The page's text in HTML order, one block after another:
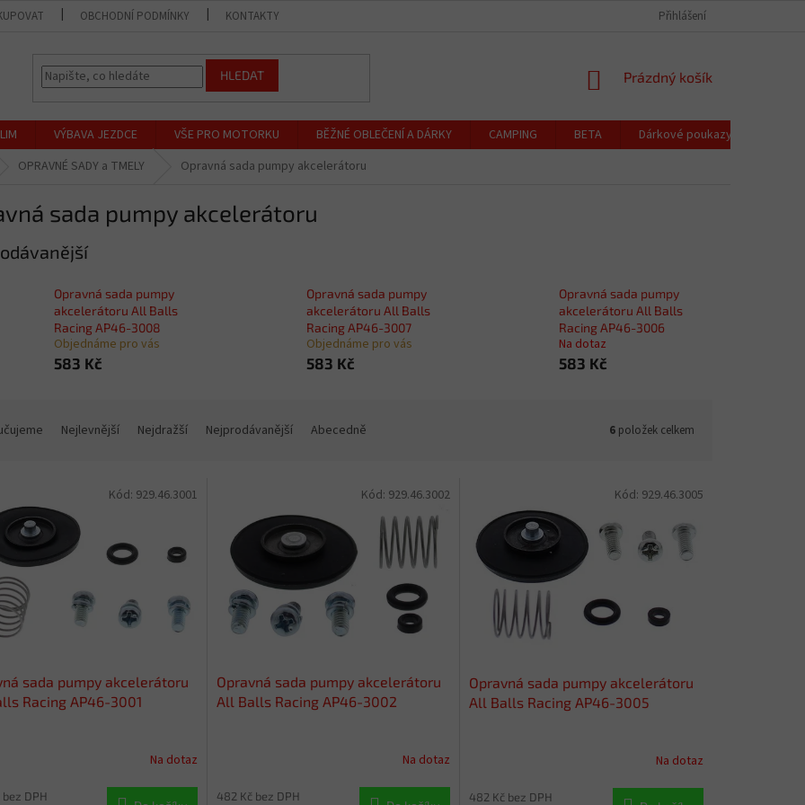
OBCHODNÍ PODMÍNKY KONTAKTY CENÍK DOPRAVY A PLATBY
Přihlášení
HLEDAT
NÁKUPNÍ
Prázdný košík
VÝBAVA JEZDCE VŠE PRO MOTORKU BĚŽNÉ OBLEČENÍ A DÁRKY CAMPING BETA Dárkové poukazy
OPRAVNÉ SADY a TMELY Opravná sada pumpy akcelerátoru
sada pumpy akcelerátoru
Opravná sada pumpy
akcelerátoru All Balls
Racing AP46-3008
Objednáme pro vás
583 Kč
Opravná sada pumpy
akcelerátoru All Balls
Racing AP46-3007
Objednáme pro vás
583 Kč
Opravná sada pumpy
akcelerátoru All Balls
Racing AP46-3006
Na dotaz
583 Kč
Nejlevnější Nejdražší Nejprodávanější Abecedně 6 položek celkem
sada pumpy akcelerátoru
Racing AP46-3001
Na dotaz
DPH
Kód: 929.46.3001
Opravná sada pumpy akcelerátoru
All Balls Racing AP46-3002
Na dotaz
482 Kč bez DPH
Kód: 929.46.3002
Opravná sada pumpy akcelerátoru
All Balls Racing AP46-3005
Na dotaz
482 Kč bez DPH
Kód: 929.46.3005